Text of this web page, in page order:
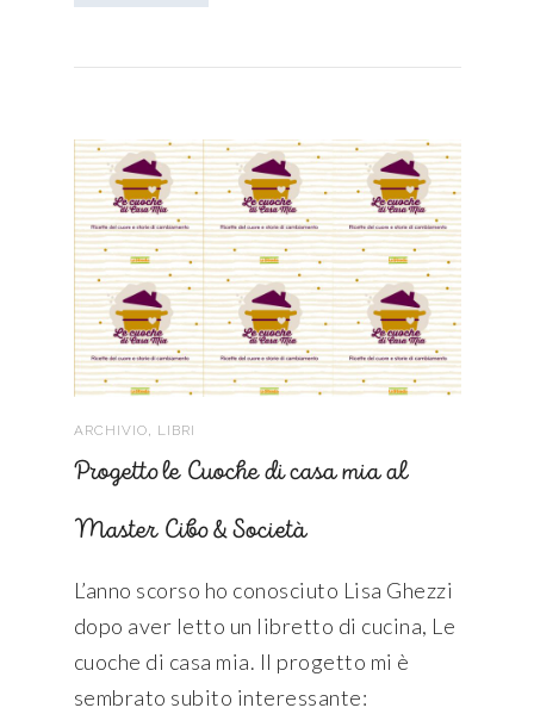
ARCHIVIO, LIBRI
Progetto le Cuoche di casa mia al
Master Cibo & Società
L’anno scorso ho conosciuto Lisa Ghezzi
dopo aver letto un libretto di cucina, Le
cuoche di casa mia. Il progetto mi è
sembrato subito interessante: